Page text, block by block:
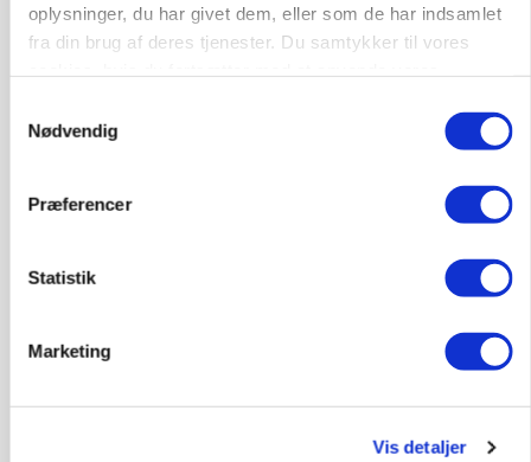
oplysninger, du har givet dem, eller som de har indsamlet
fra din brug af deres tjenester. Du samtykker til vores
Nødvendig
Præferencer
Statistik
Marketing
Vis detaljer
Annonce
Russisk mælkepris dykker 23 procent
Annonce